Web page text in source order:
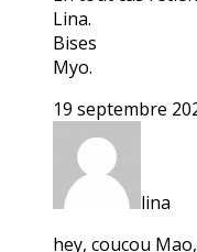
Lina.
Bises
Myo.
19 septembre
lina
hey, coucou